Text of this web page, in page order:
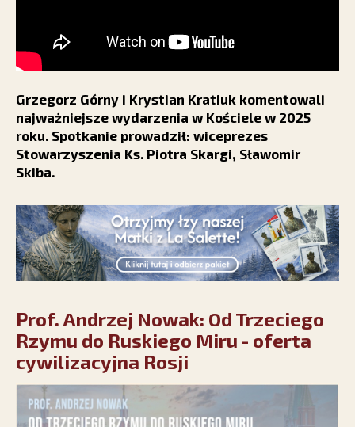
Grzegorz Górny i Krystian Kratiuk komentowali
najważniejsze wydarzenia w Kościele w 2025
roku. Spotkanie prowadził: wiceprezes
Stowarzyszenia Ks. Piotra Skargi, Sławomir
Skiba.
Prof. Andrzej Nowak: Od Trzeciego
Rzymu do Ruskiego Miru - oferta
cywilizacyjna Rosji